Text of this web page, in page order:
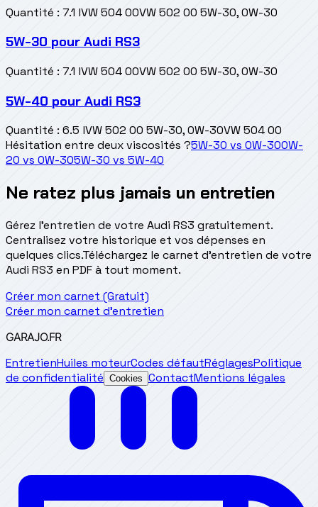
Quantité : 7.1 lVW 504 00VW 502 00 5W-30, 0W-30
5W-30 pour Audi RS3
Quantité : 7.1 lVW 504 00VW 502 00 5W-30, 0W-30
5W-40 pour Audi RS3
Quantité : 6.5 lVW 502 00 5W-30, 0W-30VW 504 00
Hésitation entre deux viscosités ?5W-30 vs 0W-300W-
20 vs 0W-305W-30 vs 5W-40
Ne ratez plus jamais un entretien
Gérez l'entretien de votre Audi RS3 gratuitement.
Centralisez votre historique et vos dépenses en
quelques clics.Téléchargez le carnet d'entretien de votre
Audi RS3 en PDF à tout moment.
Créer mon carnet (Gratuit)
Créer mon carnet d'entretien
GARAJO.FR
EntretienHuiles moteurCodes défautRéglagesPolitique
de confidentialité Cookies ContactMentions légales